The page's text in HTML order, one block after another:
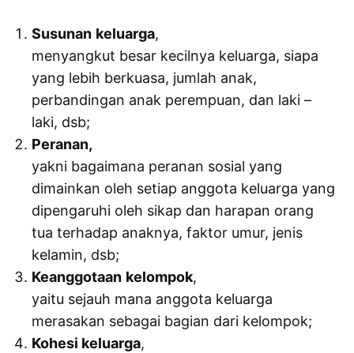
Susunan keluarga,
menyangkut besar kecilnya keluarga, siapa
yang lebih berkuasa, jumlah anak,
perbandingan anak perempuan, dan laki –
laki, dsb;
Peranan,
yakni bagaimana peranan sosial yang
dimainkan oleh setiap anggota keluarga yang
dipengaruhi oleh sikap dan harapan orang
tua terhadap anaknya, faktor umur, jenis
kelamin, dsb;
Keanggotaan kelompok,
yaitu sejauh mana anggota keluarga
merasakan sebagai bagian dari kelompok;
Kohesi keluarga,